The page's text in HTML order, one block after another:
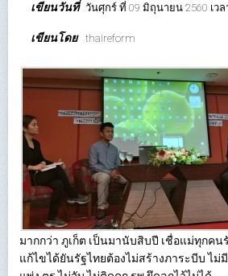
เขียนวันที่ วันศุกร์ ที่ 09 มิถุนายน 2560 เวล
เขียนโดย thaireform
มากกว่า ภูเก็ต เป็นมานับสิบปี เชื่อแม่ทุกคน
แก้ไขได้ยันรัฐไทยต้องไม่สร้างภาระบีบ ไม่